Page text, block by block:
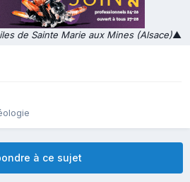
de Sainte Marie aux Mines (Alsace)▲
à ce sujet